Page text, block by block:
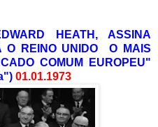
HEATH, ASSINA
O REINO UNIDO O MAIS
COMUM EUROPEU"
01.01.1973